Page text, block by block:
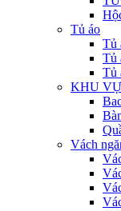
Tủ áo
Tủ
Tủ
Tủ
KHU
Vách